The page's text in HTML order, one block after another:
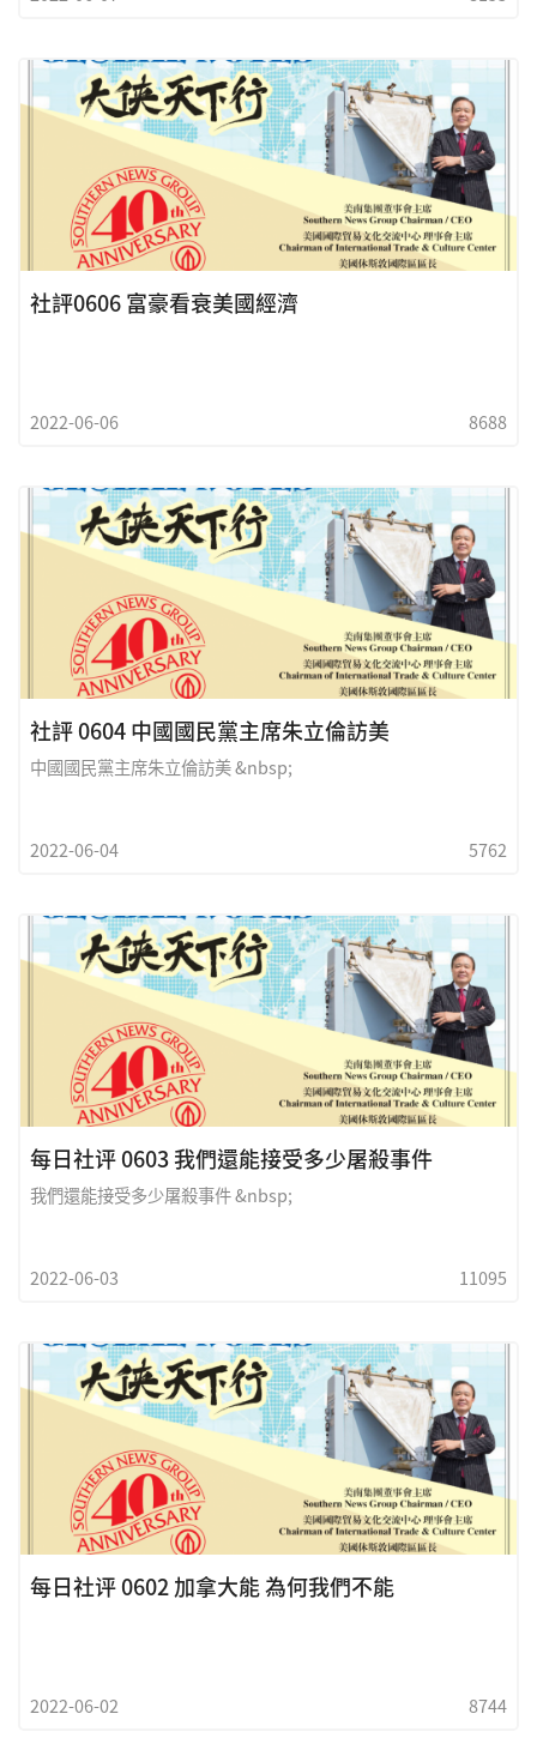
社評0606 富豪看衰美國經濟
2022-06-06 8688
社評 0604 中國國民黨主席朱立倫訪美
中國國民黨主席朱立倫訪美 &nbsp;
2022-06-04 5762
每日社评 0603 我們還能接受多少屠殺事件
我們還能接受多少屠殺事件 &nbsp;
2022-06-03 11095
每日社评 0602 加拿大能 為何我們不能
2022-06-02 8744